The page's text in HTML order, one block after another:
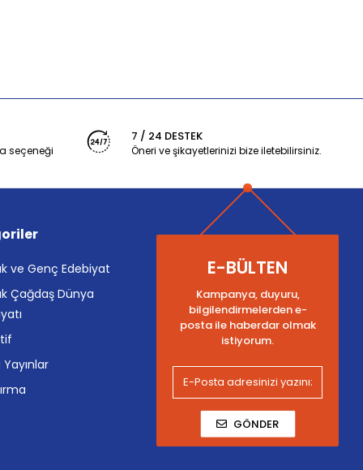
seçeneği
7 / 24 DESTEK
Öneri ve şikayetlerinizi bize iletebilirsiniz.
ve Genç Edebiyat
Çağdaş Dünya
Yayınlar
E-BÜLTEN
Kampanya, duyuru,
bilgilendirmelerden e-
posta ile haberdar olmak
istiyorum.
GÖNDER